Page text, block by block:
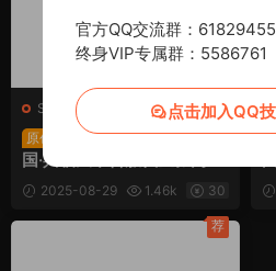
S-三国兵临天下
S-三国兵临天
下
手游服务端
原创
三网H5策略手游【三
国·兵临天下合服代金券内购
版】Linux手工服务端+管理
后台+GM授权后台+简易安
卓客户端+视频架设教程
2025-08-29 1.46k 30
荐
官方QQ交流群：61829455
终身VIP专属群：5586761
点击加入QQ